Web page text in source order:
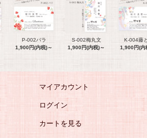
P-002バラ
1,900円(内税)～
S-002梅丸文
1,900円(内税)～
K-004藤
1,900円(内
マイアカウント
ログイン
カートを見る